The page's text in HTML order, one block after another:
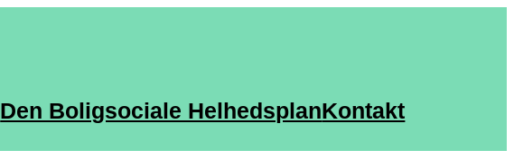
Den Boligsociale HelhedsplanKontakt